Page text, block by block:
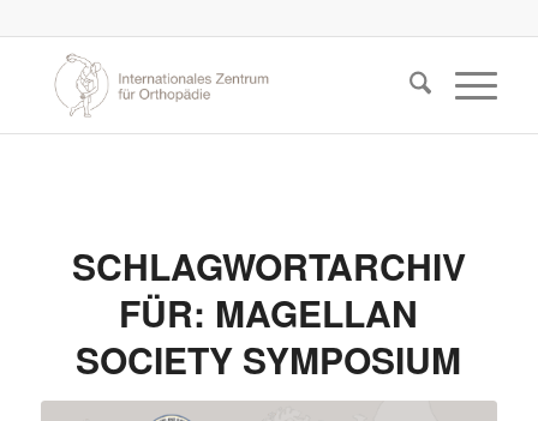
SCHLAGWORTARCHIV
FÜR: MAGELLAN
SOCIETY SYMPOSIUM